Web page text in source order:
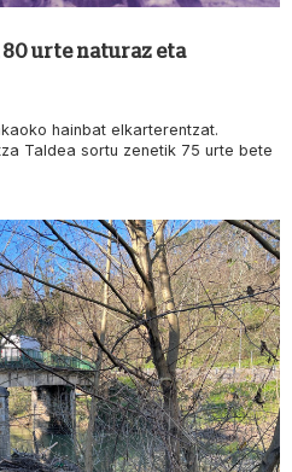
urte naturaz eta
hainbat elkarterentzat.
Taldea sortu zenetik 75 urte bete